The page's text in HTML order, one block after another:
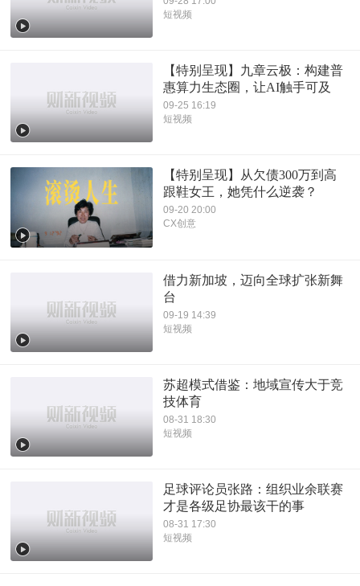
短视频
【特别呈现】九章云极：构建普
惠算力生态圈，让AI触手可及
09-25 16:19
短视频
【特别呈现】从欠债300万到高
跟鞋女王，她凭什么逆袭？
09-20 20:00
CX创意
借力新加坡，迈向全球扩张新舞
台
09-19 14:39
短视频
苏超模式借鉴：地域宣传大于竞
技体育
08-31 18:30
短视频
足球评论员张路：组织业余联赛
才是各级足协最该干的事
08-31 17:30
短视频